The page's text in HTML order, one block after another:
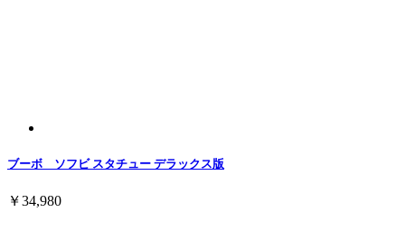
ブーボ ソフビ スタチュー デラックス版
￥34,980